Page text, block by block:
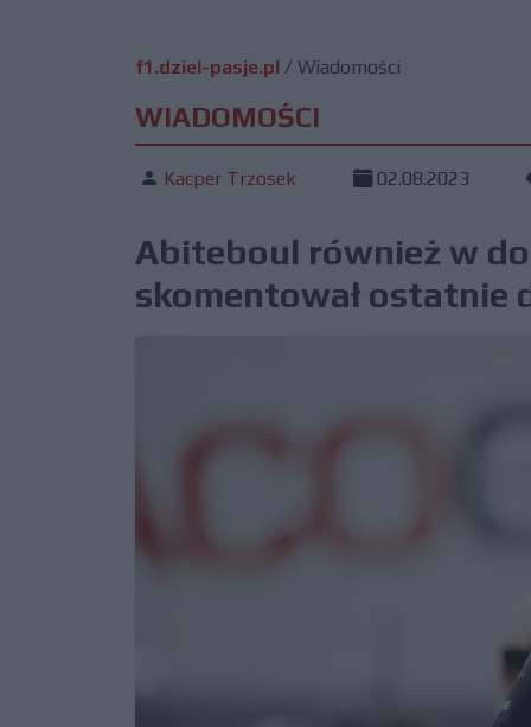
f1.dziel-pasje.pl / Wiadomości
WIADOMOŚCI
Kacper Trzosek 02.08.2023
Abiteboul również w
skomentował ostatnie